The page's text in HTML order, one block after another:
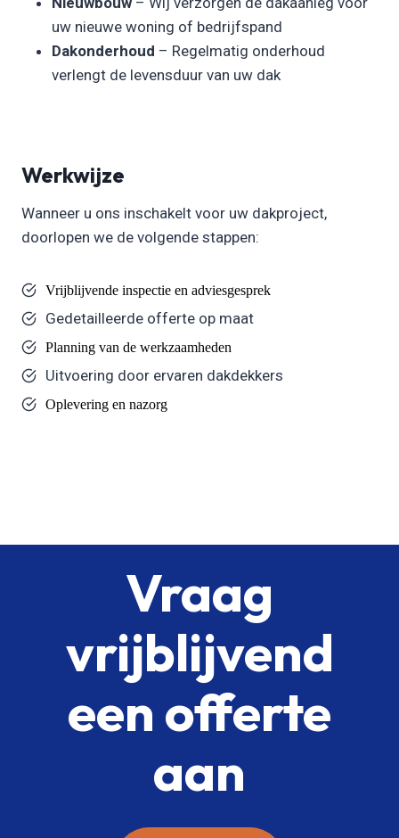
uw nieuwe woning of bedrijfspand
Dakonderhoud – Regelmatig onderhoud
verlengt de levensduur van uw dak
Werkwijze
Wanneer u ons inschakelt voor uw dakproject,
doorlopen we de volgende stappen:
Vrijblijvende inspectie en adviesgesprek
Gedetailleerde offerte op maat
Planning van de werkzaamheden
Uitvoering door ervaren dakdekkers
Oplevering en nazorg
Vraag
vrijblijvend
een offerte
aan